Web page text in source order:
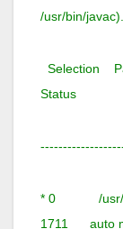
/usr/bin/javac).
Status
* 0 /usr/lib/
1711 auto